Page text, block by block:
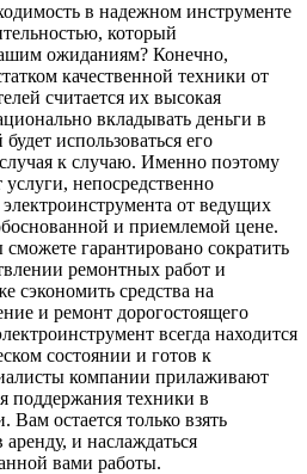
в надежном инструменте
который
ожиданиям? Конечно,
качественной техники от
считается их высокая
вкладывать деньги в
использоваться его
к случаю. Именно поэтому
услуги, непосредственно
от ведущих
и приемлемой цене.
гарантировано сократить
ремонтных работ и
сэкономить средства на
и ремонт дорогостоящего
всегда находится
состоянии и готов к
компании прилаживают
поддержания техники в
Вам остается только взять
и наслаждаться
вами работы.